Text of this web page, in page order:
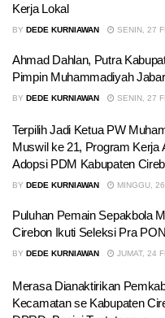
Kerja Lokal
BY DEDE KURNIAWAN SENIN, 27
Ahmad Dahlan, Putra
Pimpin Muhammadiyah Jabar
BY DEDE KURNIAWAN SENIN, 27
Terpilih Jadi Ketua PW
Muswil ke 21, Program Kerja
Adopsi PDM Kabupaten
BY DEDE KURNIAWAN MINGGU,
Puluhan Pemain Sepakbola
Cirebon Ikuti Seleksi Pra
BY DEDE KURNIAWAN JUMAT, 24
Merasa Dianaktirikan
Kecamatan se Kabupaten